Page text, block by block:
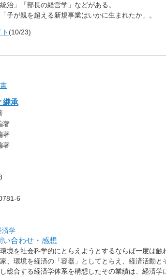
治」「部長の経営学」などがある。
子が親を超える新規事業はいかに生まれたか」。
(10/23)
継承
著
著
著
6
済学
い合わせ・感想
境を社会科学的にとらえようとするならば一度は触
、環境を経済の「容器」としてとらえ、経済活動
総合する経済学体系を構想したその業績は、経済